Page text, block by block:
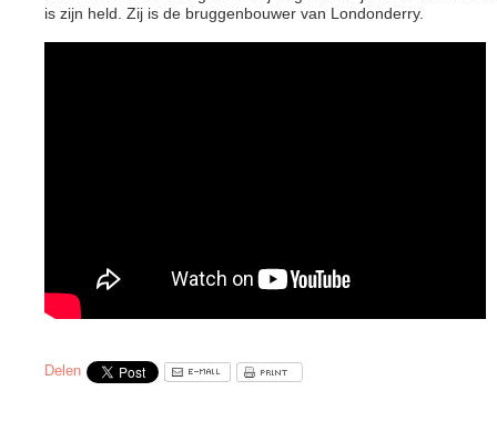
is zijn held. Zij is de bruggenbouwer van Londonderry.
Delen